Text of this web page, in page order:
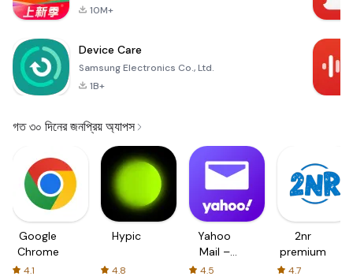
10M+
Device Care
Samsung Electronics Co., Ltd.
1B+
গত ৩০ দিনের জনপ্রিয় অ্যাপস
Google
Chrome
4.1
Hypic
4.8
Yahoo
Mail –
Organized
4.5
2nr
premium
4.7